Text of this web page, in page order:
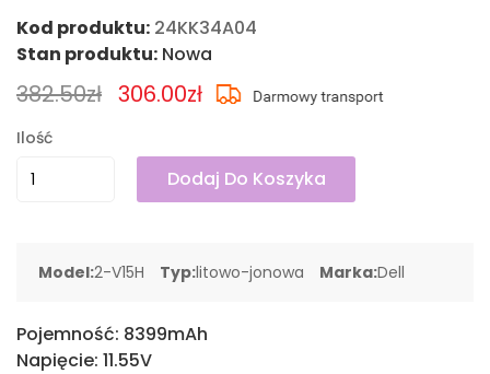
Kod produktu: 24KK34A04
Stan produktu: Nowa
382.50zł 306.00zł
Ilość
Dodaj Do Koszyka
Model:2-V15H Typ:litowo-jonowa Marka:Dell
Pojemność: 8399mAh
Napięcie: 11.55V